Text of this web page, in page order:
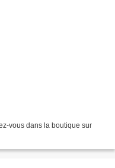
vous dans la boutique sur